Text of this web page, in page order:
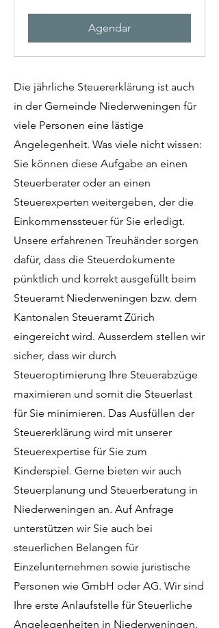
Agendar
Die jährliche Steuererklärung ist auch
in der Gemeinde Niederweningen für
viele Personen eine lästige
Angelegenheit. Was viele nicht wissen:
Sie können diese Aufgabe an einen
Steuerberater oder an einen
Steuerexperten weitergeben, der die
Einkommenssteuer für Sie erledigt.
Unsere erfahrenen Treuhänder sorgen
dafür, dass die Steuerdokumente
pünktlich und korrekt ausgefüllt beim
Steueramt Niederweningen bzw. dem
Kantonalen Steueramt Zürich
eingereicht wird. Ausserdem stellen wir
sicher, dass wir durch
Steueroptimierung Ihre Steuerabzüge
maximieren und somit die Steuerlast
für Sie minimieren. Das Ausfüllen der
Steuererklärung wird mit unserer
Steuerexpertise für Sie zum
Kinderspiel. Gerne bieten wir auch
Steuerplanung und Steuerberatung in
Niederweningen an. Auf Anfrage
unterstützen wir Sie auch bei
steuerlichen Belangen für
Einzelunternehmen sowie juristische
Personen wie GmbH oder AG. Wir sind
Ihre erste Anlaufstelle für Steuerliche
Angelegenheiten in Niederweningen.